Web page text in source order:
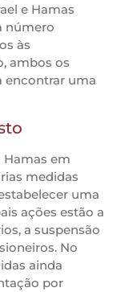
e Hamas
número
às
ambos os
encontrar uma
em
medidas
uma
ações estão a
a suspensão
No
ainda
por